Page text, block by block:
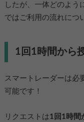
したが、一体どのよう
ではご利用の流れにつ
1回1時間から
スマートレーダーは必
可能です！
リクエストは1回1時間